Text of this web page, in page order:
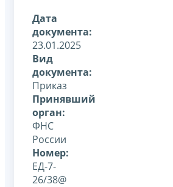
Дата
документа:
23.01.2025
Вид
документа:
Приказ
Принявший
орган:
ФНС
России
Номер:
ЕД-7-
26/38@